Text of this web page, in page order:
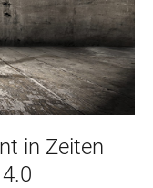
in Zeiten